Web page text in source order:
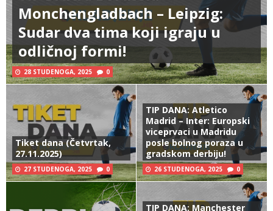
Monchengladbach – Leipzig:
Sudar dva tima koji igraju u
odličnoj formi!
28 STUDENOGA, 2025 0
Tiket dana (Četvrtak,
27.11.2025)
27 STUDENOGA, 2025 0
TIP DANA: Atletico
Madrid – Inter: Europski
viceprvaci u Madridu
posle bolnog poraza u
gradskom derbiju!
26 STUDENOGA, 2025 0
TIP DANA: Manchester